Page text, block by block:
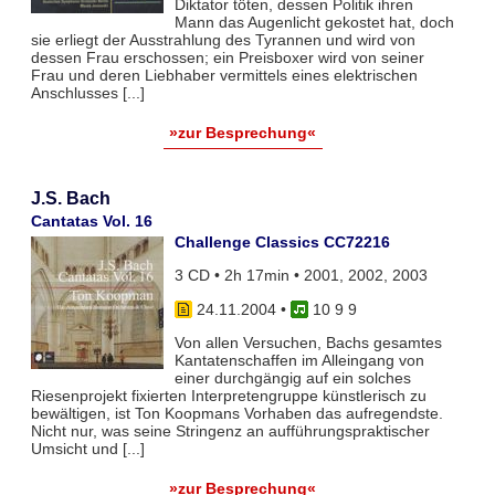
Diktator töten, dessen Politik ihren
Mann das Augenlicht gekostet hat, doch
sie erliegt der Ausstrahlung des Tyrannen und wird von
dessen Frau erschossen; ein Preisboxer wird von seiner
Frau und deren Liebhaber vermittels eines elektrischen
Anschlusses [...]
»zur Besprechung«
J.S. Bach
Cantatas Vol. 16
Challenge Classics CC72216
3 CD • 2h 17min • 2001, 2002, 2003
24.11.2004•
10 9 9
Von allen Versuchen, Bachs gesamtes
Kantatenschaffen im Alleingang von
einer durchgängig auf ein solches
Riesenprojekt fixierten Interpretengruppe künstlerisch zu
bewältigen, ist Ton Koopmans Vorhaben das aufregendste.
Nicht nur, was seine Stringenz an aufführungspraktischer
Umsicht und [...]
»zur Besprechung«